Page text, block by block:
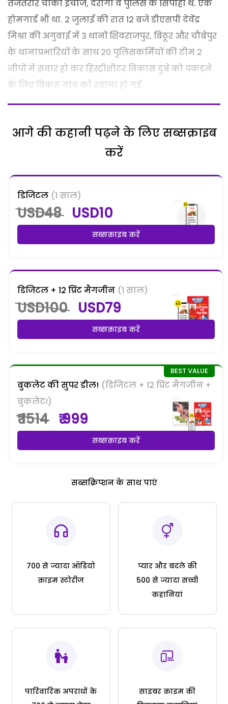
तेजतर्रार चौकी इंचार्ज, दरोगा व पुलिस के सिपाही थे. एक
होमगार्ड भी था. 2 जुलाई की रात 12 बजे डीएसपी देवेंद्र
मिश्रा की अगुवाई में 3 थानों शिवराजपुर, बिठूर और चौबेपुर
के थानाप्रभारियों के साथ 20 पुलिसकर्मियों की टीम 2
जीपों में सवार हो कर हिस्ट्रीशीटर विकास दुबे को पकड़ने
के लिए बिकरू गांव को रवाना हो गई.
आगे की कहानी पढ़ने के लिए सब्सक्राइब
करें
डिजिटल (1 साल)
USD48 USD10
सब्सक्राइब करें
डिजिटल + 12 प्रिंट मैगजीन (1 साल)
USD100 USD79
सब्सक्राइब करें
बुकलेट की सुपर डील! (डिजिटल + 12 प्रिंट मैगजीन +
बुकलेट!)
₹ 1514 ₹ 999
सब्सक्राइब करें
सब्सक्रिप्शन के साथ पाएं
700 से ज्यादा ऑडियो
क्राइम स्टोरीज
प्यार और बदले की
500 से ज्यादा सच्ची
कहानियां
पारिवारिक अपराधों के
साइबर क्राइम की